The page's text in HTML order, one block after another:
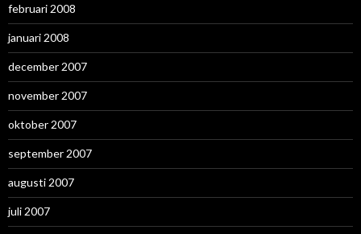
februari 2008
januari 2008
december 2007
november 2007
oktober 2007
september 2007
augusti 2007
juli 2007